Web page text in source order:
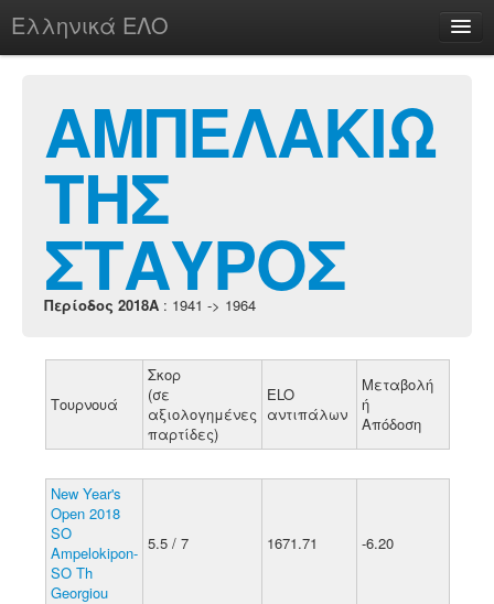
Ελληνικά ΕΛΟ
chesstu.be @ discord
Login
ΑΜΠΕΛΑΚΙΩ
ΤΗΣ
ΣΤΑΥΡΟΣ
Περίοδος 2018A : 1941 -> 1964
Τουρνουά
Σκορ
(σε
αξιολογημένες
παρτίδες)
ELO
αντιπάλων
Μεταβολή
ή
Απόδοση
New Year's
Open 2018
SO
Ampelokipon-
SO Th
Georgiou
5.5 / 7 1671.71 -6.20